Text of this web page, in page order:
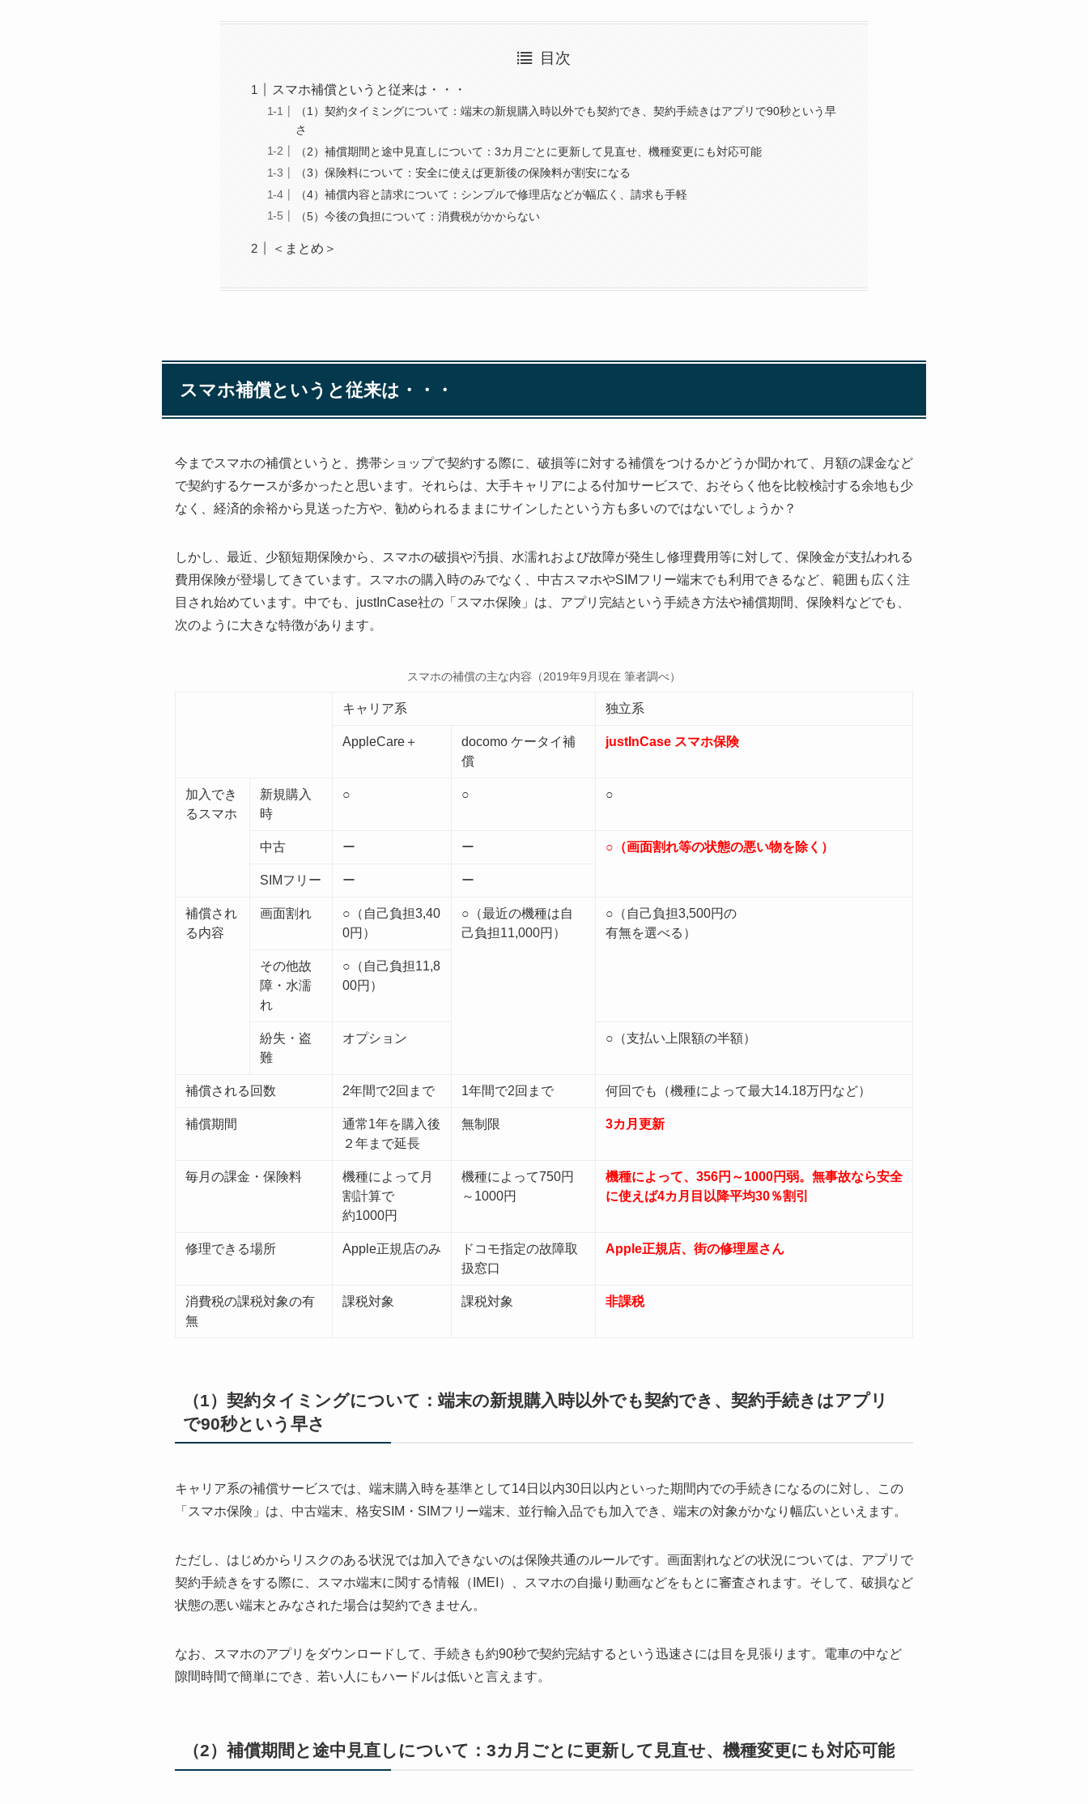
目次
スマホ補償というと従来は・・・
（1）契約タイミングについて：端末の新規購入時以外でも契約でき、契約手続きはアプリで90秒という早
さ
（2）補償期間と途中見直しについて：3カ月ごとに更新して見直せ、機種変更にも対応可能
（3）保険料について：安全に使えば更新後の保険料が割安になる
（4）補償内容と請求について：シンプルで修理店などが幅広く、請求も手軽
（5）今後の負担について：消費税がかからない
＜まとめ＞
スマホ補償というと従来は・・・
今までスマホの補償というと、携帯ショップで契約する際に、破損等に対する補償をつけるかどうか聞かれて、月額の課金など
で契約するケースが多かったと思います。それらは、大手キャリアによる付加サービスで、おそらく他を比較検討する余地も少
なく、経済的余裕から見送った方や、勧められるままにサインしたという方も多いのではないでしょうか？
しかし、最近、少額短期保険から、スマホの破損や汚損、水濡れおよび故障が発生し修理費用等に対して、保険金が支払われる
費用保険が登場してきています。スマホの購入時のみでなく、中古スマホやSIMフリー端末でも利用できるなど、範囲も広く注
目され始めています。中でも、justInCase社の「スマホ保険」は、アプリ完結という手続き方法や補償期間、保険料などでも、
次のように大きな特徴があります。
スマホの補償の主な内容（2019年9月現在 筆者調べ）
キャリア系 独立系
AppleCare＋
docomo ケータイ補
償
justInCase スマホ保険
加入でき
るスマホ
新規購入
時
○ ○ ○
中古 ー ー ○（画面割れ等の状態の悪い物を除く）
SIMフリー ー ー
補償され
る内容
画面割れ
○（自己負担3,40
0円）
○（最近の機種は自
己負担11,000円）
○（自己負担3,500円の
有無を選べる）
その他故
障・水濡
れ
○（自己負担11,8
00円）
紛失・盗
難
オプション ○（支払い上限額の半額）
補償される回数 2年間で2回まで 1年間で2回まで 何回でも（機種によって最大14.18万円など）
補償期間
通常1年を購入後
２年まで延長
無制限 3カ月更新
毎月の課金・保険料
機種によって月
割計算で
約1000円
機種によって750円
～1000円
機種によって、356円～1000円弱。無事故なら安全
に使えば4カ月目以降平均30％割引
修理できる場所 Apple正規店のみ
ドコモ指定の故障取
扱窓口
Apple正規店、街の修理屋さん
消費税の課税対象の有
無
課税対象 課税対象 非課税
（1）契約タイミングについて：端末の新規購入時以外でも契約でき、契約手続きはアプリ
で90秒という早さ
キャリア系の補償サービスでは、端末購入時を基準として14日以内30日以内といった期間内での手続きになるのに対し、この
「スマホ保険」は、中古端末、格安SIM・SIMフリー端末、並行輸入品でも加入でき、端末の対象がかなり幅広いといえます。
ただし、はじめからリスクのある状況では加入できないのは保険共通のルールです。画面割れなどの状況については、アプリで
契約手続きをする際に、スマホ端末に関する情報（IMEI）、スマホの自撮り動画などをもとに審査されます。そして、破損など
状態の悪い端末とみなされた場合は契約できません。
なお、スマホのアプリをダウンロードして、手続きも約90秒で契約完結するという迅速さには目を見張ります。電車の中など
隙間時間で簡単にでき、若い人にもハードルは低いと言えます。
（2）補償期間と途中見直しについて：3カ月ごとに更新して見直せ、機種変更にも対応可能